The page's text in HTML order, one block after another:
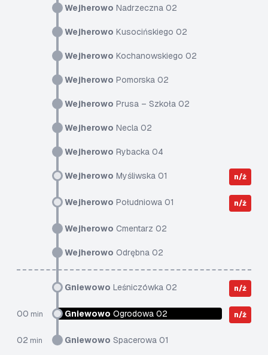
Wejherowo Nadrzeczna 02
Wejherowo Kusocińskiego 02
Wejherowo Kochanowskiego 02
Wejherowo Pomorska 02
Wejherowo Prusa – Szkoła 02
Wejherowo Necla 02
Wejherowo Rybacka 04
Wejherowo Myśliwska 01 n/ż
Wejherowo Południowa 01 n/ż
Wejherowo Cmentarz 02
Wejherowo Odrębna 02
Gniewowo Leśniczówka 02 n/ż
00 min Gniewowo Ogrodowa 02 n/ż
02 min Gniewowo Spacerowa 01